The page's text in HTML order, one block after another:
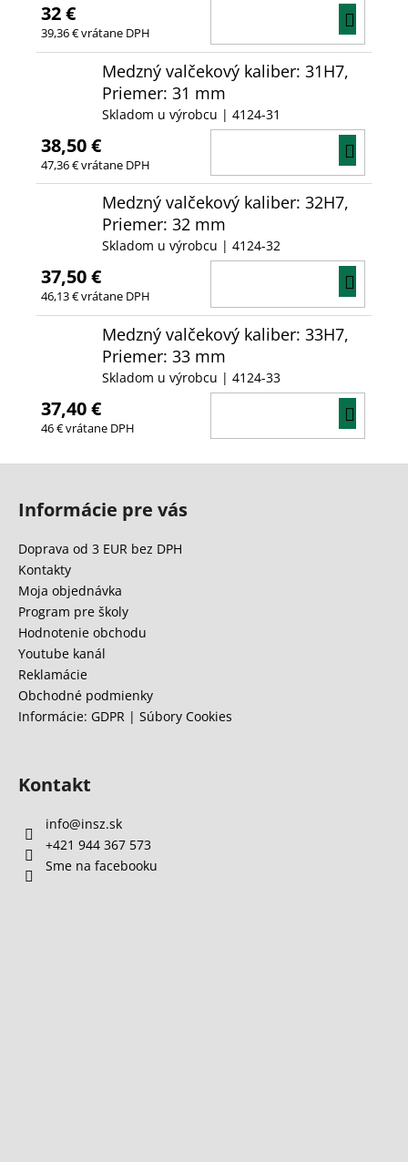
32 €
39,36 € vrátane DPH
Medzný valčekový kaliber: 31H7,
Priemer: 31 mm
Skladom u výrobcu | 4124-31
38,50 €
47,36 € vrátane DPH
Medzný valčekový kaliber: 32H7,
Priemer: 32 mm
Skladom u výrobcu | 4124-32
37,50 €
46,13 € vrátane DPH
Medzný valčekový kaliber: 33H7,
Priemer: 33 mm
Skladom u výrobcu | 4124-33
37,40 €
46 € vrátane DPH
Informácie pre vás
Doprava od 3 EUR bez DPH
Kontakty
Moja objednávka
Program pre školy
Hodnotenie obchodu
Youtube kanál
Reklamácie
Obchodné podmienky
Informácie: GDPR | Súbory Cookies
Kontakt
info@insz.sk
+421 944 367 573
Sme na facebooku